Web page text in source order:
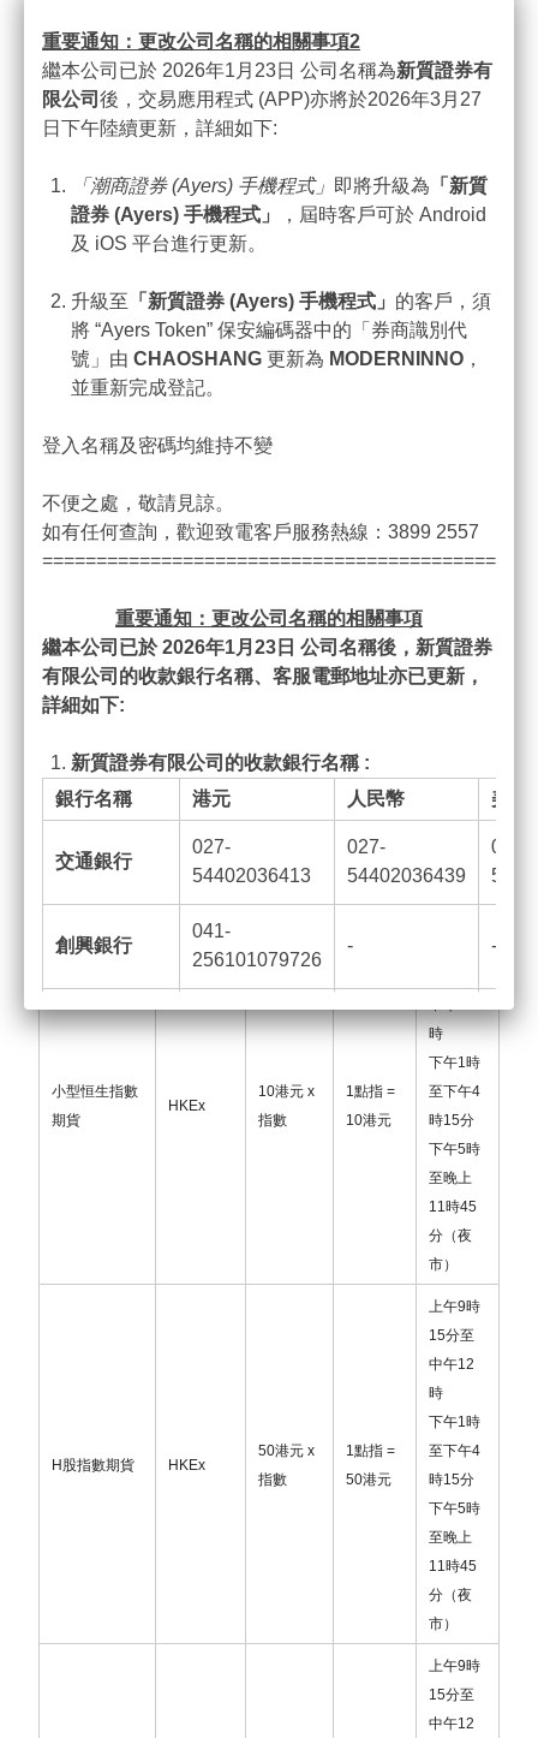
可執行競價、限價、市價、止蝕及止賺等交易指令
可取消或更改尚未完成的落盤指令
本公司優點:
提供超過20多種環球期貨的交易，讓客戶可建立多
元化的投資組合
隨著香港金融市場發展迅速，金融配套日趨完善，本地
期貨市場開始受到投資者的注意及追捧。香港期貨市場
亦出現了交投活躍的指數期貨，以供各投資者選擇。本
地期貨合約可以分為以下種類：
金融指數期貨
項目 交易市場
單位
波幅
指數
50 港元
中午12
時
至晚上
分（夜
市）
小型恒生指數
期貨
HKEx
10港元 x
指數
1點指 =
10港元
時
下午1時
至下午4
時15分
下午5時
至晚上
11時45
分（夜
市）
H 股指數期貨 HKEx
50港元 x
指數
1點指 =
50港元
上午9時
15分至
中午12
時
下午1時
至下午4
時15分
下午5時
至晚上
11時45
分（夜
市）
上午9時
15分至
中午12
重要通知：更改公司名稱的相關事項2
繼本公司已於 2026年1月23日 公司名稱為新質證券有
限公司 後，交易應用程式 (APP)亦將於2026年3月27
日下午陸續更新，詳細如下:
「潮商證券(Ayers) 手機程式」 即將升級為 「新質
證券 (Ayers) 手機程式」
，屆時客戶可於 Android
及 iOS 平台進行更新。
升級至 「新質證券 (Ayers) 手機程式」 的客戶，須
將 “Ayers Token” 保安編碼器中的「券商識別代
號」由 CHAOSHANG 更新為 MODERNINNO ，
並重新完成登記。
登入名稱及密碼均維持不變
不便之處，敬請見諒。
如有任何查詢，歡迎致電客戶服務熱線：3899 2557
重要通知：更改公司名稱的相關事項
繼本公司已於 2026年1月23 日 公司名稱後，新質證券
有限公司的收款銀行名稱、客服電郵地址亦已更新，
詳細如下:
新質證券有限公司的收款銀行名稱 :
銀行名稱
港元 人民幣 美元
交通銀行
027-
54402036413
027-
54402036439
027-
創興銀行
041-
256101079726
- -
恒生銀行
024-390-
- -
中國銀行
012-884-0-
010312-6
-
另外，由2026年3月7日起，新質證券有限公司官方網
銀行帳戶號碼、公司地址及
均維持不變，所有日常業務將如常進行，不
不便之處，敬請見諒。
如有任何查詢，歡迎致電客戶服務熱線：3899 2557
為了迎接未來發展的新機遇，本公司及其下成員公司